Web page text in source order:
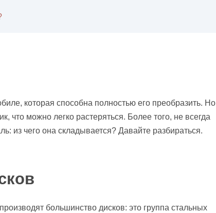
которая способна полностью его преобразить. Но
что можно легко растеряться. Более того, не всегда
из чего она складывается? Давайте разбираться.
большинство дисков: это группа стальных